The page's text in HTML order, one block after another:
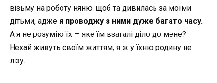
візьму на роботу няню, щоб та дивилась за моїми
дітьми, адже я проводжу з ними дуже багато часу.
А я не розумію їх — яке їм взагалі діло до мене?
Нехай живуть своїм життям, я ж у їхню родину не
лізу.